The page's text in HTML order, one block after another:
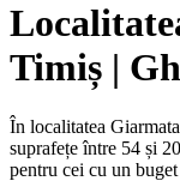
Timiș |
În localitatea
suprafețe între 54 și
pentru cei cu un